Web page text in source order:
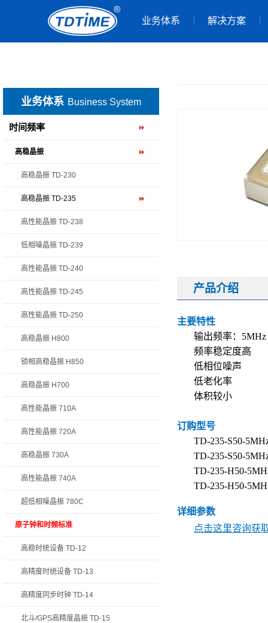
业务体系 解决方案
业务体系 Business System
时间频率
高稳晶振
高稳晶振 TD-230
高稳晶振 TD-235
高性能晶振 TD-238
低相噪晶振 TD-239
高性能晶振 TD-240
高性能晶振 TD-245
高性能晶振 TD-250
高稳晶振 H800
锁相高稳晶振 H850
高稳晶振 H700
高性能晶振 710A
高性能晶振 720A
高稳晶振 730A
高性能晶振 740A
超低相噪晶振 780C
原子钟和时频标准
高稳时统设备 TD-12
高精度时统设备 TD-13
高精度同步时钟 TD-14
北斗/GPS高精度晶振 TD-15
产品介绍
主要特性
输出频率：5MHz
频率稳定度高
低相位噪声
低老化率
体积较小
订购型号
TD-235-S50-
TD-235-S50-
TD-235-H50-
TD-235-H50-
详细参数
点击这里咨询获